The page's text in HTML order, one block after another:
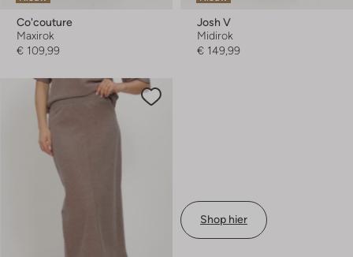
Co'couture
Maxirok
€ 109,99
Josh V
Midirok
€ 149,99
Shop hier